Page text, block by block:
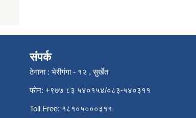
संपर्क
ठेगाना : भेरीगंगा - १२ , सुर्खेत
फोन: +९७७ ८३ ५४०१५४/०८३-५४०३११
Toll Free: १८१०५०००३११